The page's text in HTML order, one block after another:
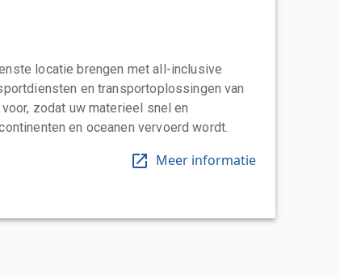
locatie brengen met all-inclusive
en transportoplossingen van
zodat uw materieel snel en
en oceanen vervoerd wordt.
Meer informatie